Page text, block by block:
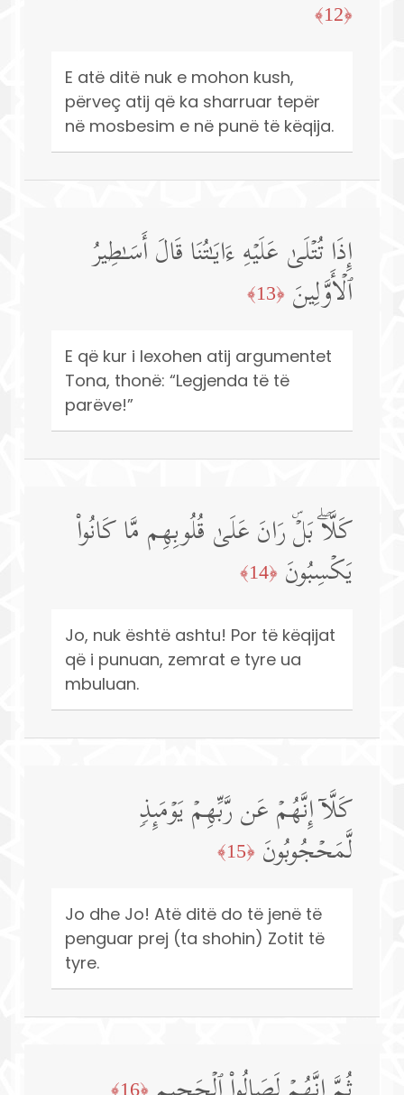
﴿12﴾
E atë ditë nuk e mohon kush,
përveç atij që ka sharruar tepër
në mosbesim e në punë të këqija.
إِذَا تُتۡلَىٰ عَلَیۡهِ ءَایَـٰتُنَا قَالَ أَسَـٰطِیرُ
ٱلۡأَوَّلِینَ ﴿13﴾
E që kur i lexohen atij argumentet
Tona, thonë: “Legjenda të të
parëve!”
كَلَّاۖ بَلۡۜ رَانَ عَلَىٰ قُلُوبِهِم مَّا كَانُوا۟
یَكۡسِبُونَ ﴿14﴾
Jo, nuk është ashtu! Por të këqijat
që i punuan, zemrat e tyre ua
mbuluan.
كَلَّاۤ إِنَّهُمۡ عَن رَّبِّهِمۡ یَوۡمَىِٕذࣲ
لَّمَحۡجُوبُونَ ﴿15﴾
Jo dhe Jo! Atë ditë do të jenë të
penguar prej (ta shohin) Zotit të
tyre.
﴿16﴾